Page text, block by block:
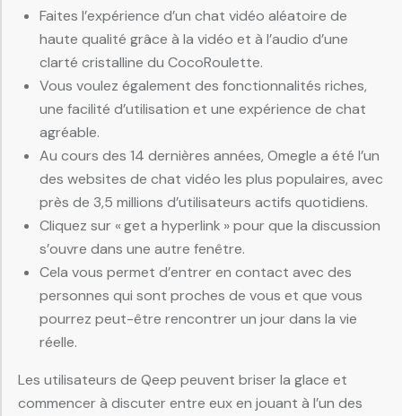
Faites l’expérience d’un chat vidéo aléatoire de
haute qualité grâce à la vidéo et à l’audio d’une
clarté cristalline du CocoRoulette.
Vous voulez également des fonctionnalités riches,
une facilité d’utilisation et une expérience de chat
agréable.
Au cours des 14 dernières années, Omegle a été l’un
des websites de chat vidéo les plus populaires, avec
près de 3,5 millions d’utilisateurs actifs quotidiens.
Cliquez sur « get a hyperlink » pour que la discussion
s’ouvre dans une autre fenêtre.
Cela vous permet d’entrer en contact avec des
personnes qui sont proches de vous et que vous
pourrez peut-être rencontrer un jour dans la vie
réelle.
Les utilisateurs de Qeep peuvent briser la glace et
commencer à discuter entre eux en jouant à l’un des